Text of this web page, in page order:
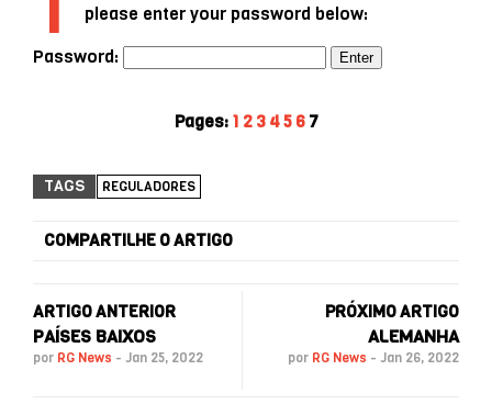
please enter your password below:
Password:
Pages: 1 2 3 45 6 7
TAGS REGULADORES
COMPARTILHE O ARTIGO
ARTIGO ANTERIOR
PAÍSES BAIXOS
por RG News - Jan 25, 2022
PRÓXIMO ARTIGO
ALEMANHA
por RG News - Jan 26, 2022